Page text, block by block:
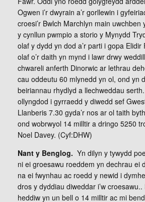
Ogwen i’r dwyrain a’r gorllewin i
croesi’r Bwlch Marchlyn main uwchben
y cynllun pwmpio a storio y Mynydd
olaf y dydd yn dod a’r parti i gopa Elidir
olaf o’r daith yn mynd i lawr drwy
chwareli anferth Dinorwic ar lethrau
cau oddeutu 60 mlynedd yn ol, ond yn
beiriannau rhydlyd a llechweddau
ollyngdod i gyrraedd y diwedd sef
Llanberis 7.30 gyda’r nos ar ol taith
ond wobrwyol 14 milltir a dringo 5250
Noel Davey. (Cyf:DHW)
Nant y Benglog. Yn dilyn y tywydd
ni ei groesawu roeddem yn dechrau ei
na ei fwynhau ac roedd y newid i
dros y dyddiau diweddar i’w croesawu..
heddiw yn un bell o 14 milltir ac mi